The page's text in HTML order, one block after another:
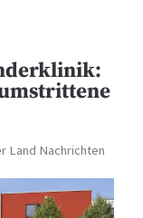
Land Nachrichten